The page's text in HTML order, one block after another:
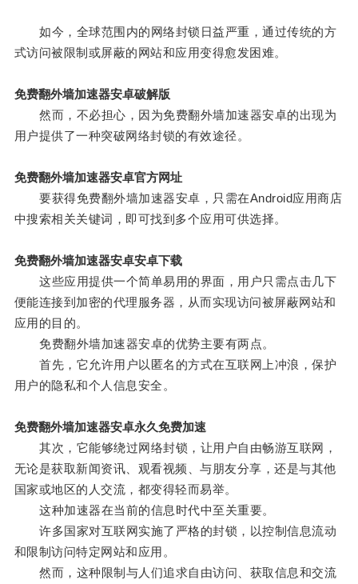
如今，全球范围内的网络封锁日益严重，通过传统的方
式访问被限制或屏蔽的网站和应用变得愈发困难。
免费翻外墙加速器安卓破解版
然而，不必担心，因为免费翻外墙加速器安卓的出现为
用户提供了一种突破网络封锁的有效途径。
免费翻外墙加速器安卓官方网址
要获得免费翻外墙加速器安卓，只需在Android应用商店
中搜索相关关键词，即可找到多个应用可供选择。
免费翻外墙加速器安卓安卓下载
这些应用提供一个简单易用的界面，用户只需点击几下
便能连接到加密的代理服务器，从而实现访问被屏蔽网站和
应用的目的。
免费翻外墙加速器安卓的优势主要有两点。
首先，它允许用户以匿名的方式在互联网上冲浪，保护
用户的隐私和个人信息安全。
免费翻外墙加速器安卓永久免费加速
其次，它能够绕过网络封锁，让用户自由畅游互联网，
无论是获取新闻资讯、观看视频、与朋友分享，还是与其他
国家或地区的人交流，都变得轻而易举。
这种加速器在当前的信息时代中至关重要。
许多国家对互联网实施了严格的封锁，以控制信息流动
和限制访问特定网站和应用。
然而，这种限制与人们追求自由访问、获取信息和交流